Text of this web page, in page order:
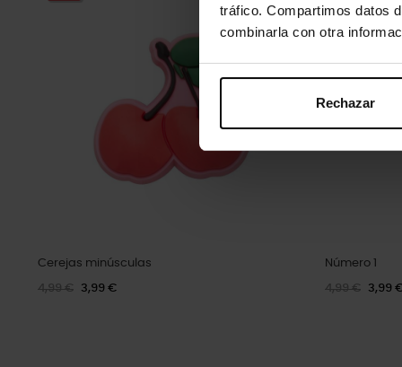
tráfico. Compartimos datos
combinarla con otra
Rechazar
Cerejas minúsculas
4,99 € 3,99 €
Número 1
4,99 € 3,99